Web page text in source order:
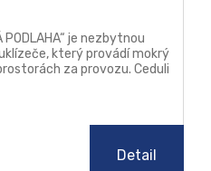
je nezbytnou
který provádí mokrý
za provozu. Ceduli
Detail